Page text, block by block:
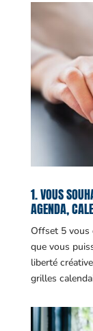
1. VOUS
AGENDA,
Offset 5 vous
que vous
liberté
grilles